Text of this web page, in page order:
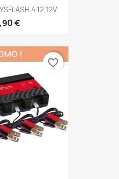
4.12 12V
€
!
favorite_border